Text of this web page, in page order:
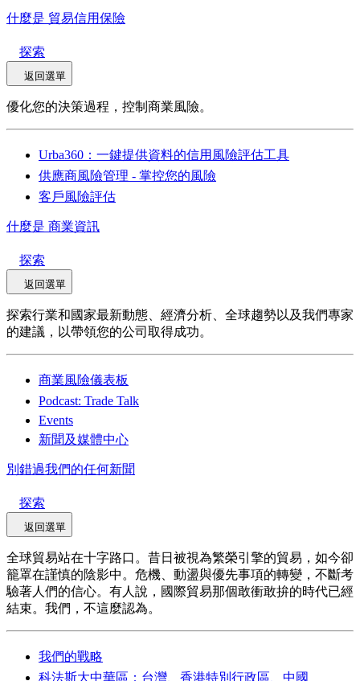
什麼是 貿易信用保險
探索
返回選單
優化您的決策過程，控制商業風險。
Urba360：一鍵提供資料的信用風險評估工具
供應商風險管理 - 掌控您的風險
客戶風險評估
什麼是 商業資訊
探索
返回選單
探索行業和國家最新動態、經濟分析、全球趨勢以及我們專家
的建議，以帶領您的公司取得成功。
商業風險儀表板
Podcast: Trade Talk
Events
新聞及媒體中心
別錯過我們的任何新聞
探索
返回選單
全球貿易站在十字路口。昔日被視為繁榮引擎的貿易，如今卻
籠罩在謹慎的陰影中。危機、動盪與優先事項的轉變，不斷考
驗著人們的信心。有人說，國際貿易那個敢衝敢拚的時代已經
結束。我們，不這麼認為。
我們的戰略
科法斯大中華區：台灣、香港特別行政區、中國